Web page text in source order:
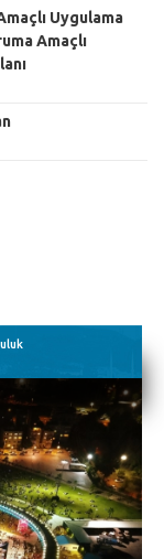
Uygulama
Amaçlı